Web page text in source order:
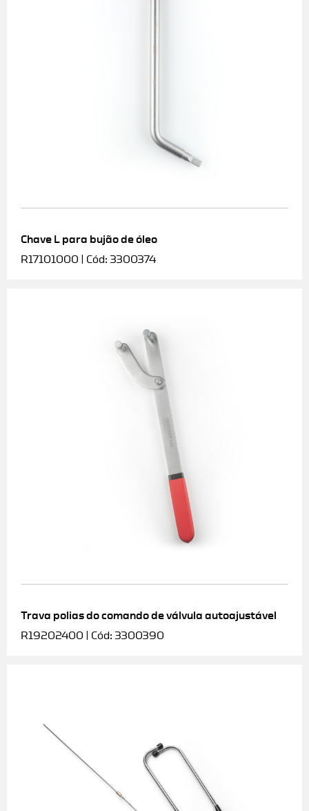
Chave L para bujão de óleo
R17101000 | Cód: 3300374
Trava polias do comando de válvula autoajustável
R19202400 | Cód: 3300390